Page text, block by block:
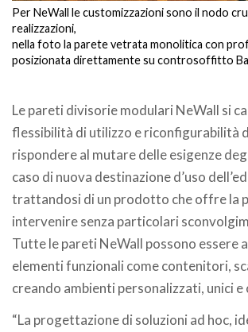
Per NeWall le customizzazioni sono il nodo
realizzazioni,
nella foto la parete vetrata monolitica con
posizionata direttamente su controsoffitto
Le pareti divisorie modulari NeWall si
flessibilità di utilizzo e riconfigurabilità
rispondere al mutare delle esigenze
caso di nuova destinazione d’uso
trattandosi di un prodotto che offre la
intervenire senza particolari
Tutte le pareti NeWall possono essere
elementi funzionali come contenitori,
creando ambienti personalizzati, unici
“La progettazione di soluzioni ad hoc,